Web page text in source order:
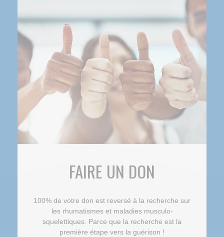
FAIRE UN DON
100% de votre don est reversé à la recherche sur
les rhumatismes et maladies musculo-
squelettiques. Parce que la recherche est la
première étape vers la guérison !